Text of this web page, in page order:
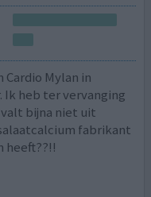
Mylan in
Ik heb ter vervanging
bijna niet uit
fabrikant
heeft??!!